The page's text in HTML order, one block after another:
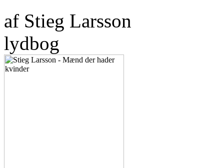
af Stieg Larsson
lydbog